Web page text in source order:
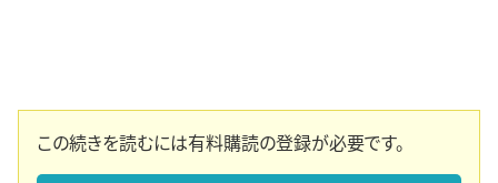
この続きを読むには有料購読の登録が必要です。